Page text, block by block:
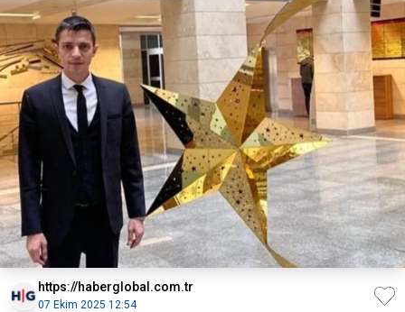
https://haberglobal.com.tr
07 Ekim 2025 12:54